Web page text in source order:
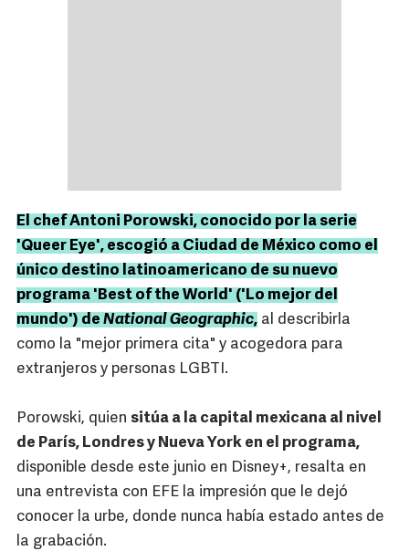
El chef Antoni Porowski, conocido por la serie
'Queer Eye', escogió a Ciudad de México como el
único destino latinoamericano de su nuevo
programa 'Best of the World' ('Lo mejor del
mundo') de National Geographic, al describirla
como la "mejor primera cita" y acogedora para
extranjeros y personas LGBTI.
Porowski, quien sitúa a la capital mexicana al nivel
de París, Londres y Nueva York en el programa,
disponible desde este junio en Disney+, resalta en
una entrevista con EFE la impresión que le dejó
conocer la urbe, donde nunca había estado antes de
la grabación.